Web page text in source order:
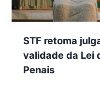
STF retoma
validade da Lei
Penais